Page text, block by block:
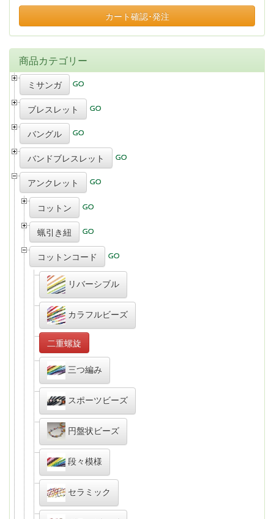
カート確認･発注
商品カテゴリー
ミサンガ
ブレスレット
バングル
バンドブレスレット
アンクレット
コットン
蝋引き紐
コットンコード
リバーシブル
カラフルビーズ
二重螺旋
三つ編み
スポーツビーズ
円盤状ビーズ
段々模様
セラミック